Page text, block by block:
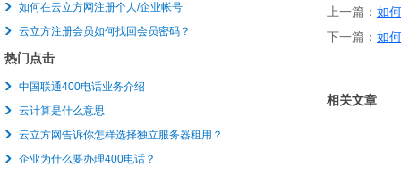
如何在云立方网注册个人/企业帐号
云立方注册会员如何找回会员密码？
热门点击
中国联通400电话业务介绍
云计算是什么意思
云立方网告诉你怎样选择独立服务器租用？
企业为什么要办理400电话？
上一篇： 如
下一篇： 如
相关文章